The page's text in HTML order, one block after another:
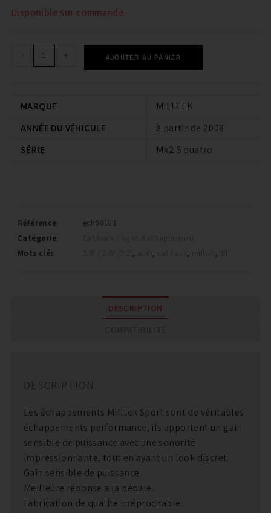
Disponible sur commande
- + AJOUTER AU PANIER
MARQUE
MILLTEK
ANNÉE DU VÉHICULE
à partir de 2008
SÉRIE
Mk2 S quatro
Référence
ech00181
Catégorie
Mots clés
, , , ,
DESCRIPTION
DESCRIPTION
Les échappements Milltek Sport sont de véritables
échappements performance, ils apportent un gain
sensible de puissance avec une sonorité
impressionnante, tout en ayant un look discret.
Gain sensible de puissance.
Meilleure réponse a la pédale.
Fabrication de qualité irréprochable.